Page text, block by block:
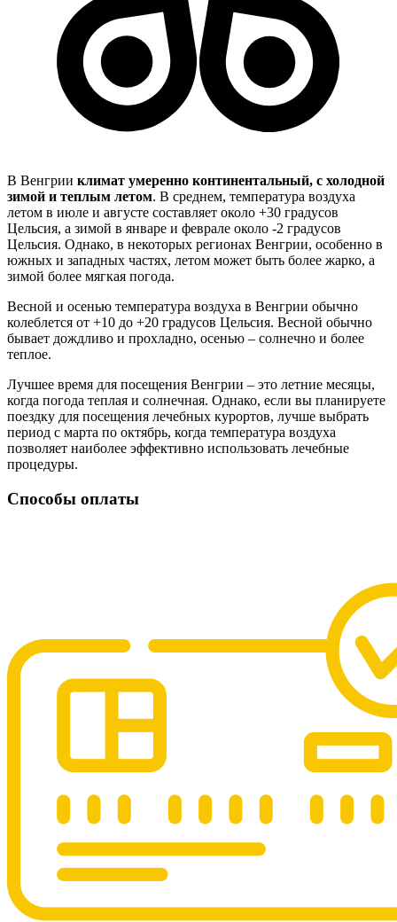
В Венгрии климат умеренно континентальный, с холодной
зимой и теплым летом. В среднем, температура воздуха
летом в июле и августе составляет около +30 градусов
Цельсия, а зимой в январе и феврале около -2 градусов
Цельсия. Однако, в некоторых регионах Венгрии, особенно в
южных и западных частях, летом может быть более жарко, а
зимой более мягкая погода.
Весной и осенью температура воздуха в Венгрии обычно
колеблется от +10 до +20 градусов Цельсия. Весной обычно
бывает дождливо и прохладно, осенью – солнечно и более
теплое.
Лучшее время для посещения Венгрии – это летние месяцы,
когда погода теплая и солнечная. Однако, если вы планируете
поездку для посещения лечебных курортов, лучше выбрать
период с марта по октябрь, когда температура воздуха
позволяет наиболее эффективно использовать лечебные
процедуры.
Способы оплаты